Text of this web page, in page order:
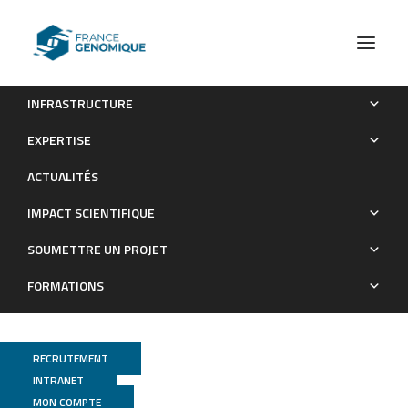
INFRASTRUCTURE
EXPERTISE
ACTUALITÉS
IMPACT SCIENTIFIQUE
SOUMETTRE UN PROJET
FORMATIONS
RECRUTEMENT
INTRANET
MON COMPTE
Archives : Publications